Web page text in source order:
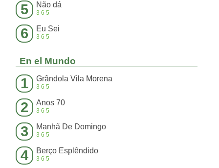
5 Não dá
365
6 Eu Sei
365
En el Mundo
1 Grândola Vila Morena
365
2 Anos 70
365
3 Manhã De Domingo
365
4 Berço Esplêndido
365